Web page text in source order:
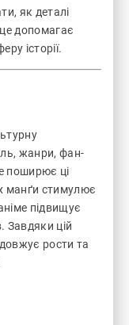
як деталі
допомагає
історії.
жанри, фан-
поширює ці
манґи стимулює
підвищує
Завдяки цій
рости та